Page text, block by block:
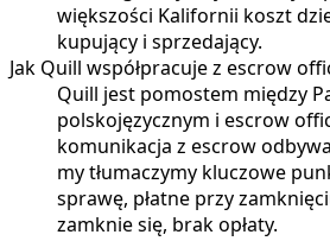
większości Kalifornii koszt
kupujący i sprzedający.
Jak Quill współpracuje z escrow
Quill jest pomostem między
polskojęzycznym i escrow
komunikacja z escrow
my tłumaczymy kluczowe
sprawę, płatne przy
zamknie się, brak opłaty.